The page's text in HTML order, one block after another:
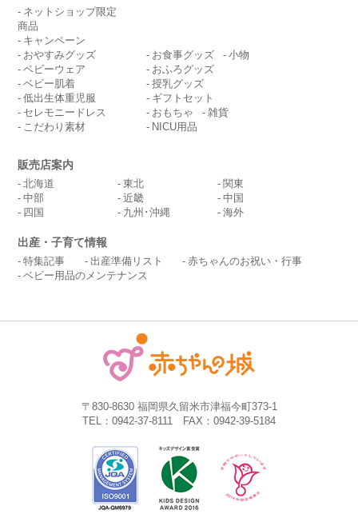
ネットショップ限定
商品
キャンペーン
おやすみグッズ
ベビーウェア
ベビー肌着
低出生体重児服
セレモニードレス
こだわり素材
お食事グッズ
小物
おふろグッズ
授乳グッズ
ギフトセット
おもちゃ
雑貨
NICU用品
販売店案内
北海道 東北
関東
中部
近畿
中国
四国
九州･沖縄 海外
出産・子育て情報
特集記事 出産準備リスト
赤ちゃんのお祝い・行事
ベビー用品のメンテナンス
〒830-8630 福岡県久留米市津福今町373-1
TEL：0942-37-8111 FAX：0942-39-5184